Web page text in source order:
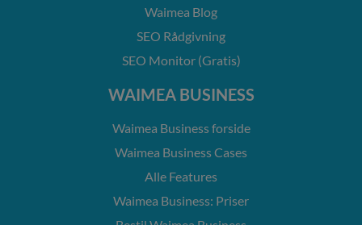
Waimea Blog
SEO Rådgivning
SEO Monitor (Gratis)
WAIMEA BUSINESS
Waimea Business forside
Waimea Business Cases
Alle Features
Waimea Business: Priser